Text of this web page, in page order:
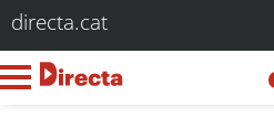
directa.cat